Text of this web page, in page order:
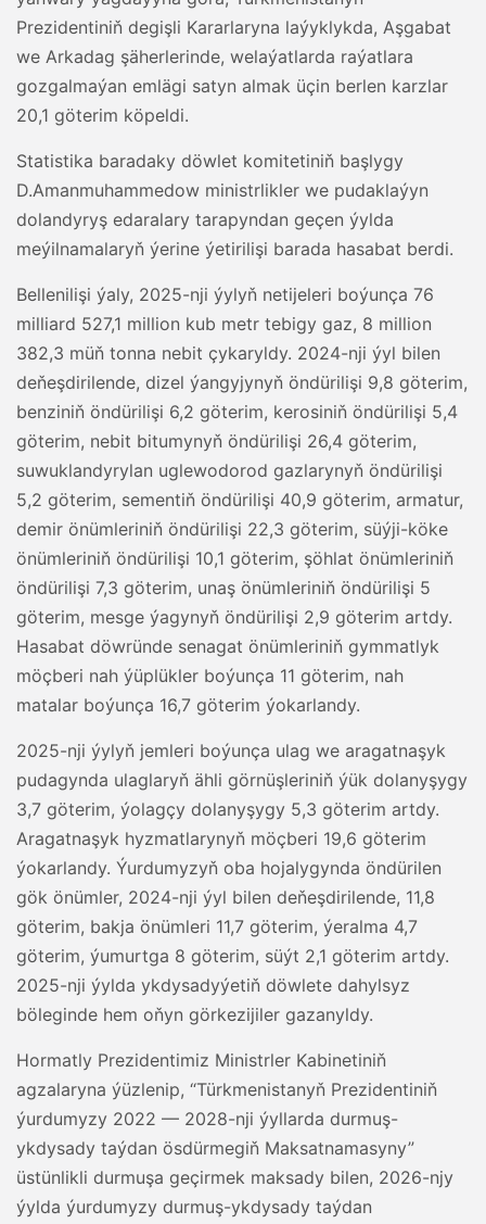
Prezidentiniň degişli Kararlaryna laýyklykda, Aşgabat
we Arkadag şäherlerinde, welaýatlarda raýatlara
gozgalmaýan emlägi satyn almak üçin berlen karzlar
20,1 göterim köpeldi.
Statistika baradaky döwlet komitetiniň başlygy
D.Amanmuhammedow ministrlikler we pudaklaýyn
dolandyryş edaralary tarapyndan geçen ýylda
meýilnamalaryň ýerine ýetirilişi barada hasabat berdi.
Bellenilişi ýaly, 2025-nji ýylyň netijeleri boýunça 76
milliard 527,1 million kub metr tebigy gaz, 8 million
382,3 müň tonna nebit çykaryldy. 2024-nji ýyl bilen
deňeşdirilende, dizel ýangyjynyň öndürilişi 9,8 göterim,
benziniň öndürilişi 6,2 göterim, kerosiniň öndürilişi 5,4
göterim, nebit bitumynyň öndürilişi 26,4 göterim,
suwuklandyrylan uglewodorod gazlarynyň öndürilişi
5,2 göterim, sementiň öndürilişi 40,9 göterim, armatur,
demir önümleriniň öndürilişi 22,3 göterim, süýji-köke
önümleriniň öndürilişi 10,1 göterim, şöhlat önümleriniň
öndürilişi 7,3 göterim, unaş önümleriniň öndürilişi 5
göterim, mesge ýagynyň öndürilişi 2,9 göterim artdy.
Hasabat döwründe senagat önümleriniň gymmatlyk
möçberi nah ýüplükler boýunça 11 göterim, nah
matalar boýunça 16,7 göterim ýokarlandy.
2025-nji ýylyň jemleri boýunça ulag we aragatnaşyk
pudagynda ulaglaryň ähli görnüşleriniň ýük dolanyşygy
3,7 göterim, ýolagçy dolanyşygy 5,3 göterim artdy.
Aragatnaşyk hyzmatlarynyň möçberi 19,6 göterim
ýokarlandy. Ýurdumyzyň oba hojalygynda öndürilen
gök önümler, 2024-nji ýyl bilen deňeşdirilende, 11,8
göterim, bakja önümleri 11,7 göterim, ýeralma 4,7
göterim, ýumurtga 8 göterim, süýt 2,1 göterim artdy.
2025-nji ýylda ykdysadyýetiň döwlete dahylsyz
böleginde hem oňyn görkezijiler gazanyldy.
Hormatly Prezidentimiz Ministrler Kabinetiniň
agzalaryna ýüzlenip, “Türkmenistanyň Prezidentiniň
ýurdumyzy 2022 — 2028-nji ýyllarda durmuş-
ykdysady taýdan ösdürmegiň Maksatnamasyny”
üstünlikli durmuşa geçirmek maksady bilen, 2026-njy
ýylda ýurdumyzy durmuş-ykdysady taýdan